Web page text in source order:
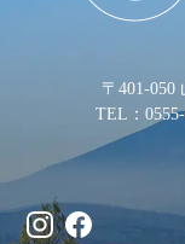
〒401-050
TEL：